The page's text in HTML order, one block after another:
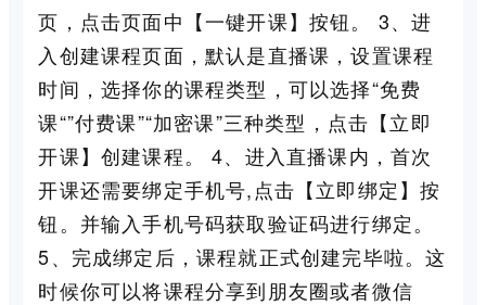
页，点击页面中【一键开课】按钮。 3、进
入创建课程页面，默认是直播课，设置课程
时间，选择你的课程类型，可以选择“免费
课“”付费课”“加密课”三种类型，点击【立即
开课】创建课程。 4、进入直播课内，首次
开课还需要绑定手机号,点击【立即绑定】按
钮。并输入手机号码获取验证码进行绑定。
5、完成绑定后，课程就正式创建完毕啦。这
时候你可以将课程分享到朋友圈或者微信